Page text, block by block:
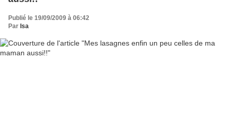
Publié le 19/09/2009 à 06:42
Par Isa